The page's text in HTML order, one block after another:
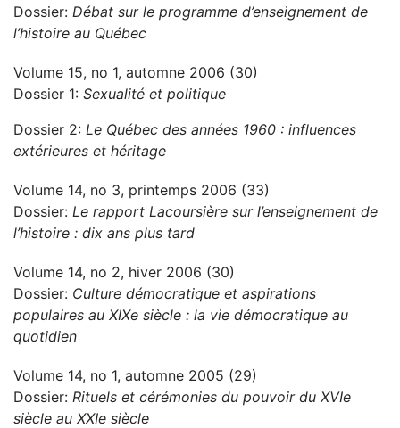
Dossier: Débat sur le programme d’enseignement de
l’histoire au Québec
Volume 15, no 1, automne 2006 (30)
Dossier 1: Sexualité et politique
Dossier 2: Le Québec des années 1960 : influences
extérieures et héritage
Volume 14, no 3, printemps 2006 (33)
Dossier: Le rapport Lacoursière sur l’enseignement de
l’histoire : dix ans plus tard
Volume 14, no 2, hiver 2006 (30)
Dossier: Culture démocratique et aspirations
populaires au XIXe siècle : la vie démocratique au
quotidien
Volume 14, no 1, automne 2005 (29)
Dossier: Rituels et cérémonies du pouvoir du XVIe
siècle au XXIe siècle